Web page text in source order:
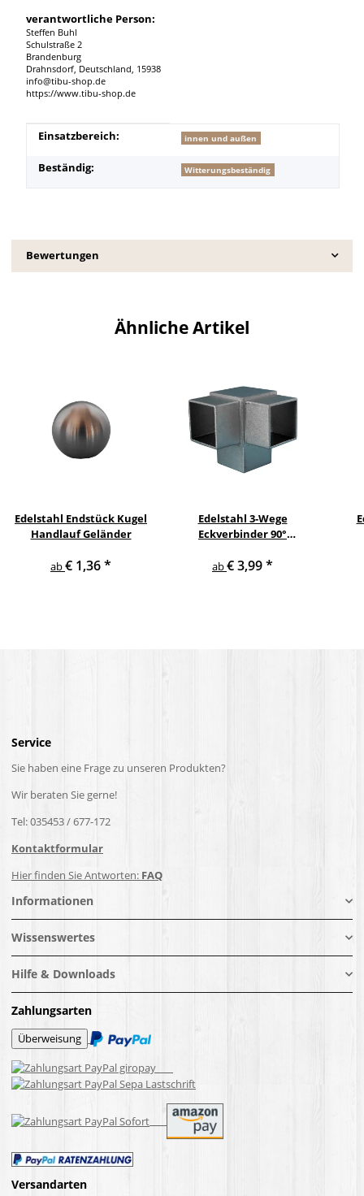
verantwortliche Person:
Steffen Buhl
Schulstraße 2
Brandenburg
Drahnsdorf, Deutschland, 15938
info@tibu-shop.de
https://www.tibu-shop.de
Produkteigenschaft
Wert
Einsatzbereich: innen und außen
Beständig: Witterungsbeständig
Bewertungen
Ähnliche Artikel
Edelstahl Endstück Kugel
Handlauf Geländer
ab€ 1,36*
Edelstahl 3-Wege
Eckverbinder 90°
Geländer
ab€ 3,99*
Service
Sie haben eine Frage zu unseren Produkten?
Wir beraten Sie gerne!
Tel: 035453 / 677-172
Kontaktformular
Hier finden Sie Antworten: FAQ
Informationen
Wissenswertes
Hilfe & Downloads
Zahlungsarten
Versandarten